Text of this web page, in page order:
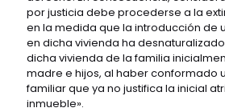
por justicia debe procederse a la
en la medida que la introducción de
en dicha vivienda ha
dicha vivienda de la familia
madre e hijos, al haber conformado
familiar que ya no justifica la inicial
inmueble».